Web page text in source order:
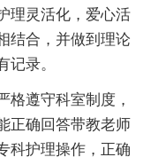
理灵活化，爱心活
结合，并做到理论
录。
遵守科室制度，
正确回答带教老师
科护理操作，正确